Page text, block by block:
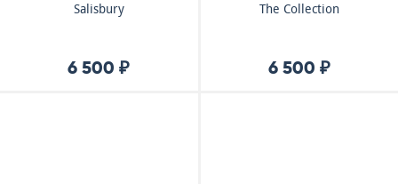
Salisbury
6 500 ₽
The Collection
6 500 ₽